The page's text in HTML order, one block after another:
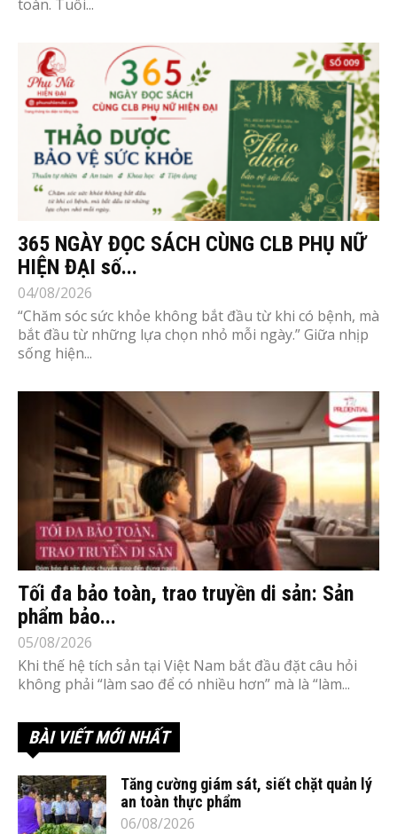
toàn. Tuổi...
365 NGÀY ĐỌC SÁCH CÙNG CLB PHỤ NỮ
HIỆN ĐẠI số...
04/08/2026
“Chăm sóc sức khỏe không bắt đầu từ khi có bệnh, mà
bắt đầu từ những lựa chọn nhỏ mỗi ngày.” Giữa nhịp
sống hiện...
Tối đa bảo toàn, trao truyền di sản: Sản
phẩm bảo...
05/08/2026
Khi thế hệ tích sản tại Việt Nam bắt đầu đặt câu hỏi
không phải “làm sao để có nhiều hơn” mà là “làm...
BÀI VIẾT MỚI NHẤT
Tăng cường giám sát, siết chặt quản lý
an toàn thực phẩm
06/08/2026